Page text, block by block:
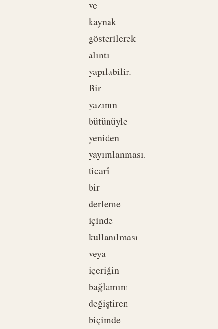
ve
kaynak
gösterilerek
alıntı
yapılabilir.
Bir
yazının
bütünüyle
yeniden
yayımlanması,
ticarî
bir
derleme
içinde
kullanılması
veya
içeriğin
bağlamını
değiştiren
biçimde